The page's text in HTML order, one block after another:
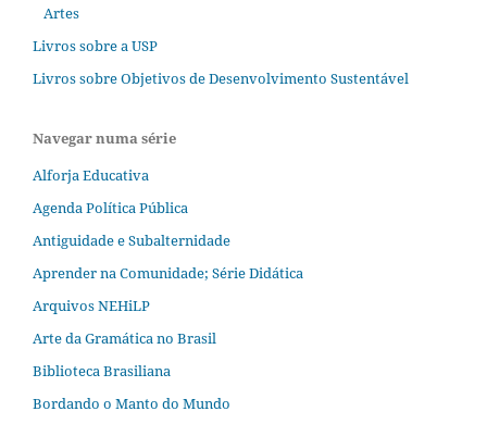
Artes
Livros sobre a USP
Livros sobre Objetivos de Desenvolvimento Sustentável
Navegar numa série
Alforja Educativa
Agenda Política Pública
Antiguidade e Subalternidade
Aprender na Comunidade; Série Didática
Arquivos NEHiLP
Arte da Gramática no Brasil
Biblioteca Brasiliana
Bordando o Manto do Mundo